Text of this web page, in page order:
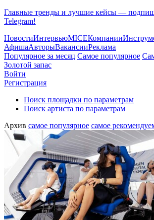
Главные тренды и лучшие кейсы —
Telegram!
НовостиИнтервьюMICEКомпании
АфишаАвторыВакансииРеклама
Популярное за месяц Самое популярное
Золотой запас
Войти
Регистрация
Поиск площадки по параметрам
Поиск артиста по параметрам
Архив самое популярное самое